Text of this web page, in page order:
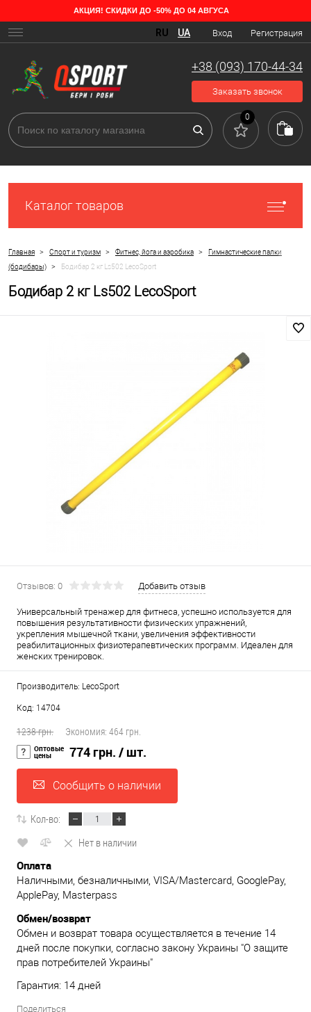
АКЦИЯ! СКИДКИ ДО -50% ДО 04 АВГУСА
Вход Регистрация
RU UA
+38 (093) 170-44-34
Заказать звонок
0
Каталог товаров
Главная > Спорт и туризм > Фитнес, йога и аэробика >
Гимнастические палки
(бодибары)
> Бодибар 2 кг Ls502 LecoSport
Бодибар 2 кг Ls502 LecoSport
Отзывов: 0 Добавить отзыв
Универсальный тренажер для фитнеса, успешно используется для
повышения результативности физических упражнений,
укрепления мышечной ткани, увеличения эффективности
реабилитационных физиотерапевтических программ. Идеален для
женских тренировок.
Производитель: LecoSport
Код: 14704
1238 грн. Экономия: 464 грн.
Оптовые
цены 774 грн. / шт.
Сообщить о наличии
Кол-во:
Нет в наличии
Оплата
Наличными, безналичными, VISA/Mastercard, GooglePay,
ApplePay, Masterpass
Обмен/возврат
Обмен и возврат товара осуществляется в течение 14
дней после покупки, согласно закону Украины "О защите
прав потребителей Украины"
Гарантия: 14 дней
Поделиться